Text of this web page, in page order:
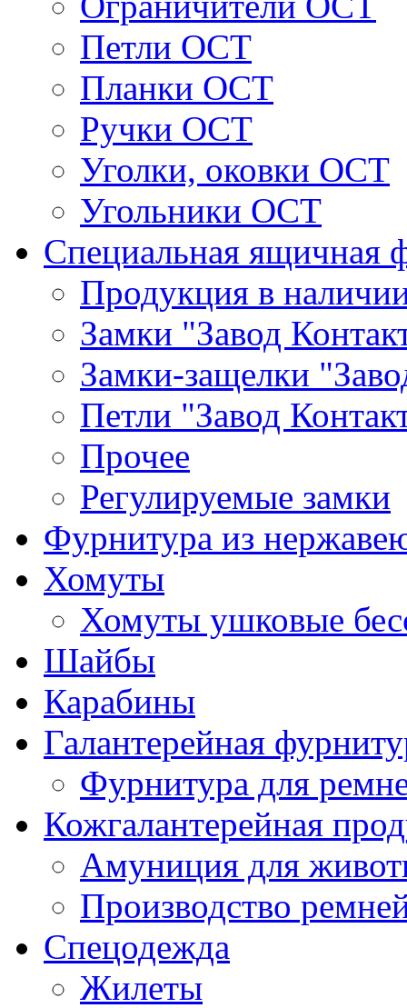
Петли ОСТ
Планки ОСТ
Ручки ОСТ
Уголки, оковки ОСТ
Угольники ОСТ
Специальная ящичная
Продукция в
Замки "Завод
Замки-защелки
Петли "Завод
Прочее
Регулируемые замки
Фурнитура из
Хомуты
Хомуты ушковые
Шайбы
Карабины
Галантерейная
Фурнитура для
Кожгалантерейная
Амуниция для
Производство
Спецодежда
Жилеты